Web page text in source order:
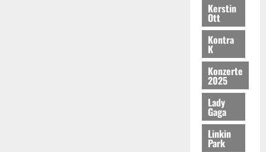
Kerstin
Ott
Kontra
K
Konzerte
2025
Lady
Gaga
Linkin
Park